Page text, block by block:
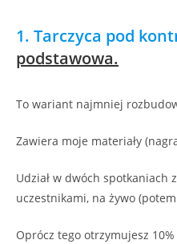
1. Tarczyca pod
podstawowa.
To wariant najmniej
Zawiera moje materiały
Udział w dwóch spotkaniach
uczestnikami, na żywo
Oprócz tego otrzymujesz